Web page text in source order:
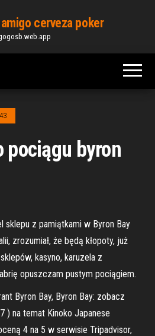
cerveza poker
pociągu byron
sklepu z pamiątkami w Byron Bay
zrozumiał, że będą kłopoty, już
kasyno, karuzela z
opuszczam pustym pociągiem.
Byron Bay, Byron Bay: zobacz
) na temat Kinoko Japanese
4 na 5 w serwisie Tripadvisor,